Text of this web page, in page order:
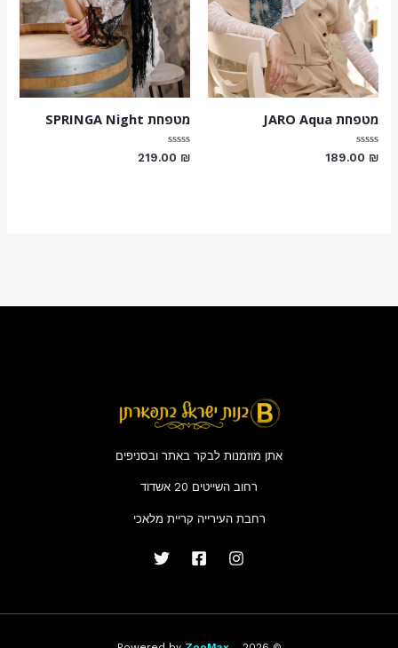
מטפחת JARO Aqua
דורג189.00 ₪
מטפחת SPRINGA Night
דורג219.00 ₪
אתן מוזמנות לבקר באתר ובסניפים
רחוב השייטים 20 אשדוד
רחבת העירייה קריית מלאכי